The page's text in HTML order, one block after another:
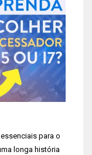
para o
longa história